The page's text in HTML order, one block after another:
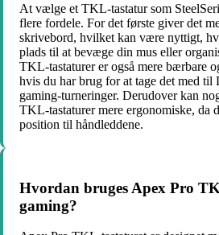
At vælge et TKL-tastatur som
flere fordele. For det første giver det
skrivebord, hvilket kan være nyttigt,
plads til at bevæge din mus eller
TKL-tastaturer er også mere bærbare
hvis du har brug for at tage det med
gaming-turneringer. Derudover kan
TKL-tastaturer mere ergonomiske, da
position til håndleddene.
Hvordan bruges Apex Pro
gaming?